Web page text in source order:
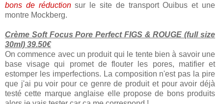
bons de réductionsur le site de transport Ouibus et une
montre Mockberg.
Crème Soft Focus Pore Perfect FIGS & ROUGE (full size
30ml) 39.50€
On commence avec un produit qui le tente bien à savoir une
base visage qui promet de flouter les pores, matifier et
estomper les imperfections. La composition n'est pas la pire
que j'ai pu voir pour ce genre de produit et pour avoir déjà
testé cette marque anglaise elle propose de bons produits